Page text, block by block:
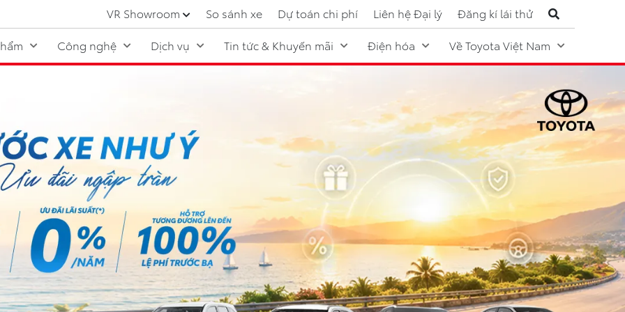
VR Showroom So sánh xe Dự toán chi phí Liên hệ Đại lý
Đăng kí lái thử
Công nghệ Dịch vụ Tin tức & Khuyến mãi Điện hóa Về Toyota Việt Nam